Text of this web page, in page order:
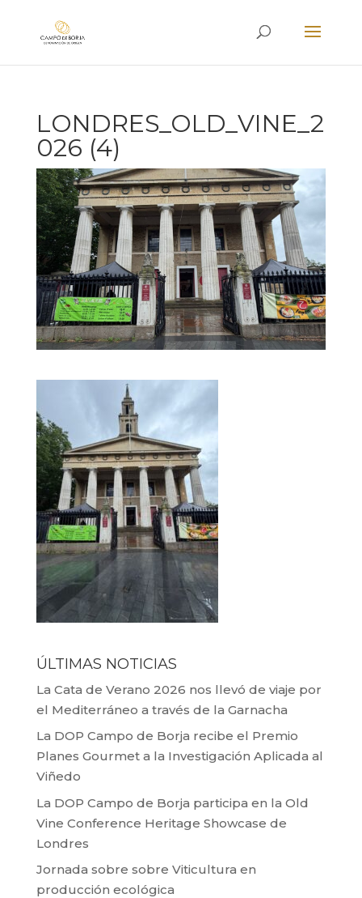
LONDRES_OLD_VINE_2
026 (4)
ÚLTIMAS NOTICIAS
La Cata de Verano 2026 nos llevó de viaje por
el Mediterráneo a través de la Garnacha
La DOP Campo de Borja recibe el Premio
Planes Gourmet a la Investigación Aplicada al
Viñedo
La DOP Campo de Borja participa en la Old
Vine Conference Heritage Showcase de
Londres
Jornada sobre sobre Viticultura en
producción ecológica